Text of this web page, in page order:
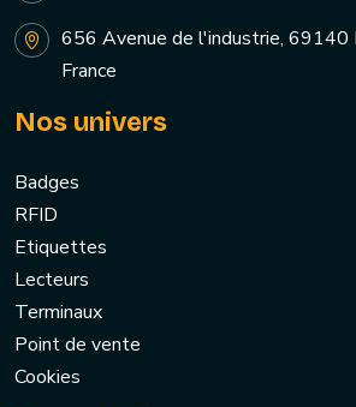
656 Avenue de l'industrie, 69140
France
Nos univers
Badges
RFID
Etiquettes
Lecteurs
Terminaux
Point de vente
Cookies